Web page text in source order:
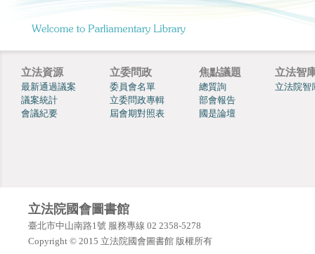
立法資源
最新通過議案
議案統計
會議紀要
立委問政
委員會名單
立委問政專輯
屆會期對照表
焦點議題
總質詢
部會報告
國是論壇
立法智
立法院智
立法院國會圖書館
臺北市中山南路1號 服務專線 02 2358-5278
Copyright © 2015 立法院國會圖書館 版權所有